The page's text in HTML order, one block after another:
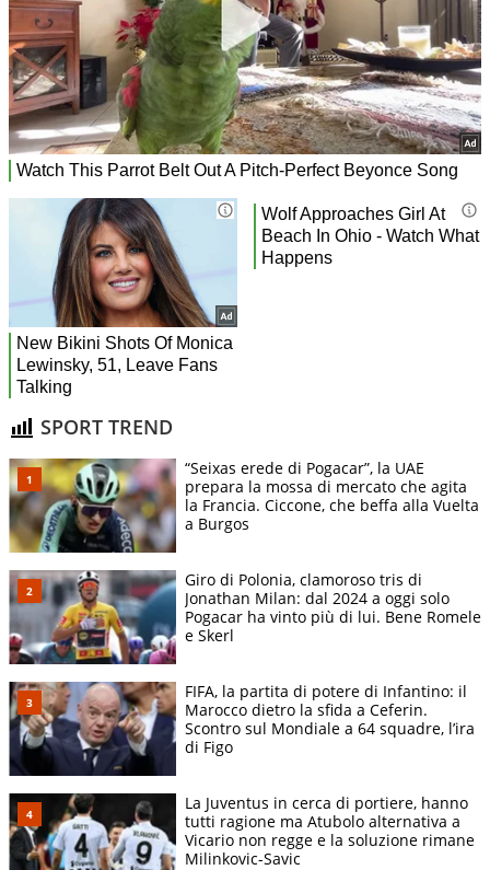
SPORT TREND
“Seixas erede di Pogacar”, la UAE
prepara la mossa di mercato che agita
la Francia. Ciccone, che beffa alla Vuelta
a Burgos
Giro di Polonia, clamoroso tris di
Jonathan Milan: dal 2024 a oggi solo
Pogacar ha vinto più di lui. Bene Romele
e Skerl
FIFA, la partita di potere di Infantino: il
Marocco dietro la sfida a Ceferin.
Scontro sul Mondiale a 64 squadre, l’ira
di Figo
La Juventus in cerca di portiere, hanno
tutti ragione ma Atubolo alternativa a
Vicario non regge e la soluzione rimane
Milinkovic-Savic